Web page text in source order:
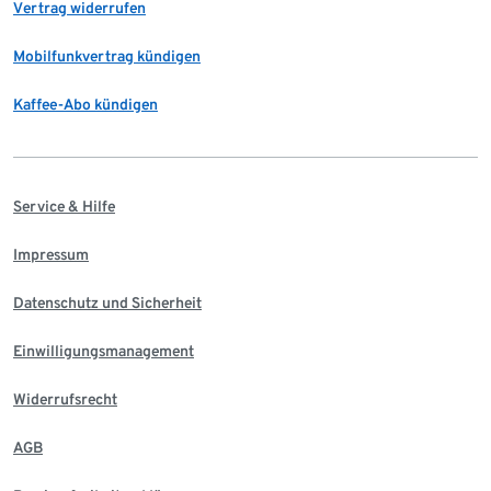
Vertrag widerrufen
Mobilfunkvertrag kündigen
Kaffee-Abo kündigen
Service & Hilfe
Impressum
Datenschutz und Sicherheit
Einwilligungsmanagement
Widerrufsrecht
AGB